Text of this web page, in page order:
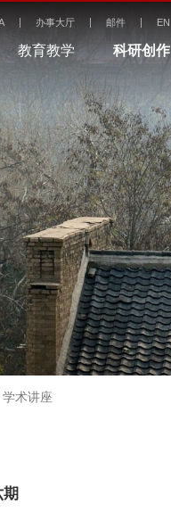
办事大厅 邮件 EN
教育教学 科研创作
学术讲座